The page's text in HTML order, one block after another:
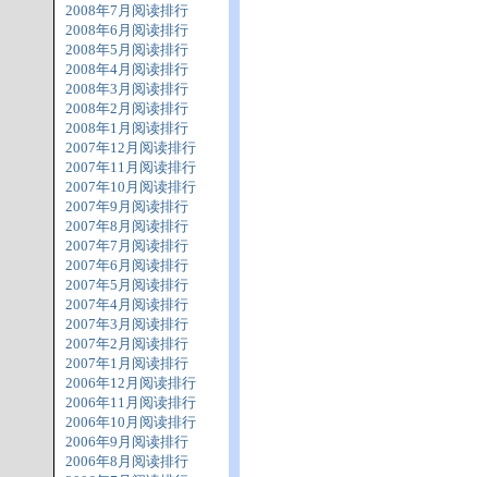
2008年7月阅读排行
2008年6月阅读排行
2008年5月阅读排行
2008年4月阅读排行
2008年3月阅读排行
2008年2月阅读排行
2008年1月阅读排行
2007年12月阅读排行
2007年11月阅读排行
2007年10月阅读排行
2007年9月阅读排行
2007年8月阅读排行
2007年7月阅读排行
2007年6月阅读排行
2007年5月阅读排行
2007年4月阅读排行
2007年3月阅读排行
2007年2月阅读排行
2007年1月阅读排行
2006年12月阅读排行
2006年11月阅读排行
2006年10月阅读排行
2006年9月阅读排行
2006年8月阅读排行